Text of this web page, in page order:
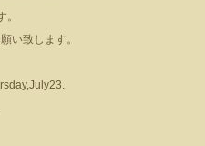
い致します。